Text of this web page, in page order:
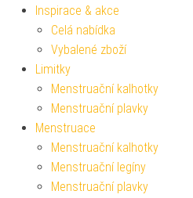
Inspirace & akce
Celá nabídka
Vybalené zboží
Limitky
Menstruační kalhotky
Menstruační plavky
Menstruace
Menstruační kalhotky
Menstruační legíny
Menstruační plavky